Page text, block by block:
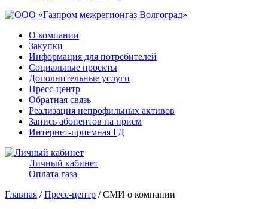
О компании
Закупки
Информация для потребителей
Социальные проекты
Дополнительные услуги
Пресс-центр
Обратная связь
Реализация непрофильных активов
Запись абонентов на приём
Интернет-приемная ГД
Личный кабинет
Оплата газа
Главная /Пресс-центр / СМИ о компании